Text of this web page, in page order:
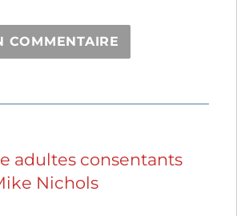
adultes consentants
Nichols